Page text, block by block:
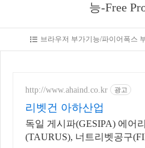
능-Free
브라우저 부가기능/파이어폭스
http://www.ahaind.co.kr 광고
리벳건 아하산업
독일 게시파(GESIPA) 에어
(TAURUS), 너트리벳공구